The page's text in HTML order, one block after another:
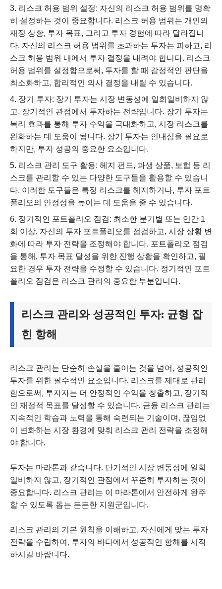
리스크 허용 범위 설정: 자신의 리스크 허용 범위를 명확
히 설정하는 것이 중요합니다. 리스크 허용 범위는 개인의
재정 상황, 투자 목표, 그리고 투자 경험에 따라 달라집니
다. 자신의 리스크 허용 범위를 초과하는 투자는 피하고, 리
스크 허용 범위 내에서 투자 결정을 내려야 합니다. 리스크
허용 범위를 설정함으로써, 투자를 할 때 감정적인 판단을
최소화하고, 합리적인 의사 결정을 내릴 수 있습니다.
장기 투자: 장기 투자는 시장 변동성에 일희일비하지 않
고, 장기적인 관점에서 투자하는 전략입니다. 장기 투자는
복리 효과를 통해 투자 수익을 극대화하고, 시장 리스크를
완화하는 데 도움이 됩니다. 장기 투자는 인내심을 필요로
하지만, 투자 성공의 중요한 요소입니다.
리스크 관리 도구 활용: 헤지 펀드, 파생 상품, 보험 등 리
스크를 관리할 수 있는 다양한 도구들을 활용할 수 있습니
다. 이러한 도구들은 특정 리스크를 헤지하거나, 투자 포트
폴리오의 안정성을 높이는 데 도움을 줄 수 있습니다.
정기적인 포트폴리오 점검: 최소한 분기별 또는 연간 1
회 이상, 자신의 투자 포트폴리오를 점검하고, 시장 상황 변
화에 따라 투자 전략을 조정해야 합니다. 포트폴리오 점검
을 통해, 투자 목표 달성을 위한 진행 상황을 확인하고, 필
요한 경우 투자 전략을 수정할 수 있습니다. 정기적인 포트
폴리오 점검은 리스크 관리의 중요한 부분입니다.
리스크 관리와 성공적인 투자: 균형 잡
힌 항해
리스크 관리는 단순히 손실을 줄이는 것을 넘어, 성공적인
투자를 위한 필수적인 요소입니다. 리스크를 제대로 관리
함으로써, 투자자는 더 안정적인 수익을 창출하고, 장기적
인 재정적 목표를 달성할 수 있습니다. 금융 리스크 관리는
지속적인 학습과 노력을 통해 숙련되는 기술이며, 끊임없
이 변화하는 시장 환경에 맞춰 리스크 관리 전략을 조정해
야 합니다.
투자는 마라톤과 같습니다. 단기적인 시장 변동성에 일희
일비하지 않고, 장기적인 관점에서 꾸준히 투자하는 것이
중요합니다. 리스크 관리는 이 마라톤에서 안전하게 완주
할 수 있도록 돕는 든든한 지원군입니다.
리스크 관리의 기본 원칙을 이해하고, 자신에게 맞는 투자
전략을 수립하여, 투자의 바다에서 성공적인 항해를 시작
하시길 바랍니다.